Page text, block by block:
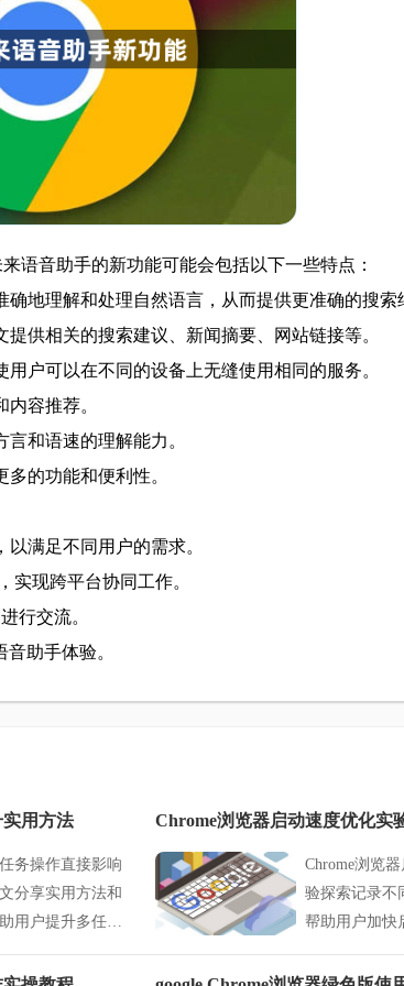
语音助手的新功能可能会包括以下一些特点：
地理解和处理自然语言，从而提供更准确的搜索
供相关的搜索建议、新闻摘要、网站链接等。
户可以在不同的设备上无缝使用相同的服务。
容推荐。
和语速的理解能力。
的功能和便利性。
满足不同用户的需求。
实现跨平台协同工作。
行交流。
助手体验。
用方法
务操作直接影响
分享实用方法和
用户提升多任务
高效、流畅的浏
Chrome浏览器启动速度优化实
Chrome浏览
验探索记录不
帮助用户加快
源占用，提高
稳定性。